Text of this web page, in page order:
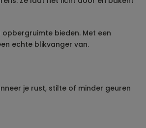
bieden. Met een
echte blikvanger van.
je rust, stilte of minder geuren